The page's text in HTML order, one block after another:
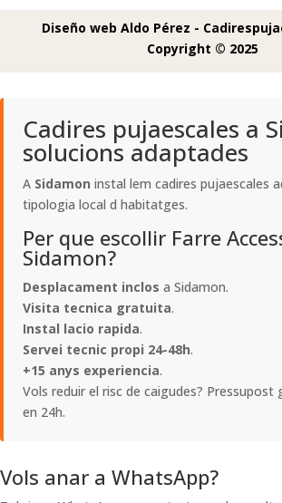
Diseño web Aldo Pérez -
Copyright © 2025
Cadires pujaescales a
solucions adaptades
A Sidamon instal lem cadires pujaescales
tipologia local d habitatges.
Per que escollir Farre
Sidamon?
Desplacament inclos a Sidamon.
Visita tecnica gratuita.
Instal lacio rapida.
Servei tecnic propi 24-48h.
+15 anys experiencia.
Vols reduir el risc de caigudes? Pressupost
en 24h.
Vols anar a WhatsApp?